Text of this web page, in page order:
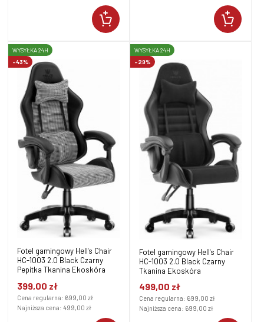
Fotel gamingowy Hell's Chair
HC-1003 2.0 Black Czarny
Pepitka Tkanina Ekoskóra
399,00 zł
Cena regularna: 699,00 zł
Najniższa cena: 499,00 zł
-43%
WYSYŁKA 24H
Fotel gamingowy Hell's Chair
HC-1003 2.0 Black Czarny
Tkanina Ekoskóra
499,00 zł
Cena regularna: 699,00 zł
Najniższa cena: 699,00 zł
-29%
WYSYŁKA 24H